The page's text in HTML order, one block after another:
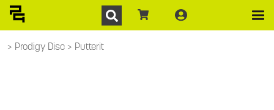
Prodigy Disc Putterit